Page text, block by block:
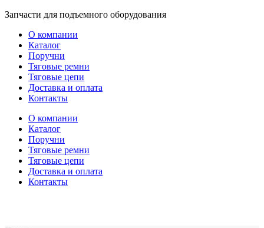
Перейти
содержимому
Запчасти для подъемного оборудования
О компании
Каталог
Поручни
Тяговые ремни
Тяговые цепи
Доставка и оплата
Контакты
О компании
Каталог
Поручни
Тяговые ремни
Тяговые цепи
Доставка и оплата
Контакты